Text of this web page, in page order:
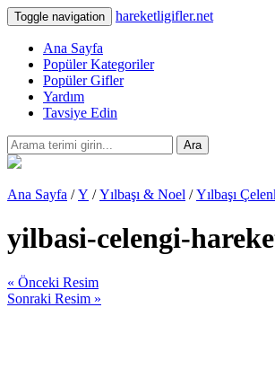
Toggle navigation hareketligifler.net
Ana Sayfa
Popüler Kategoriler
Popüler Gifler
Yardım
Tavsiye Edin
Ara
Ana Sayfa /Y /Yılbaşı & Noel /Yılbaşı
yilbasi-celengi-
« Önceki Resim
Sonraki Resim »